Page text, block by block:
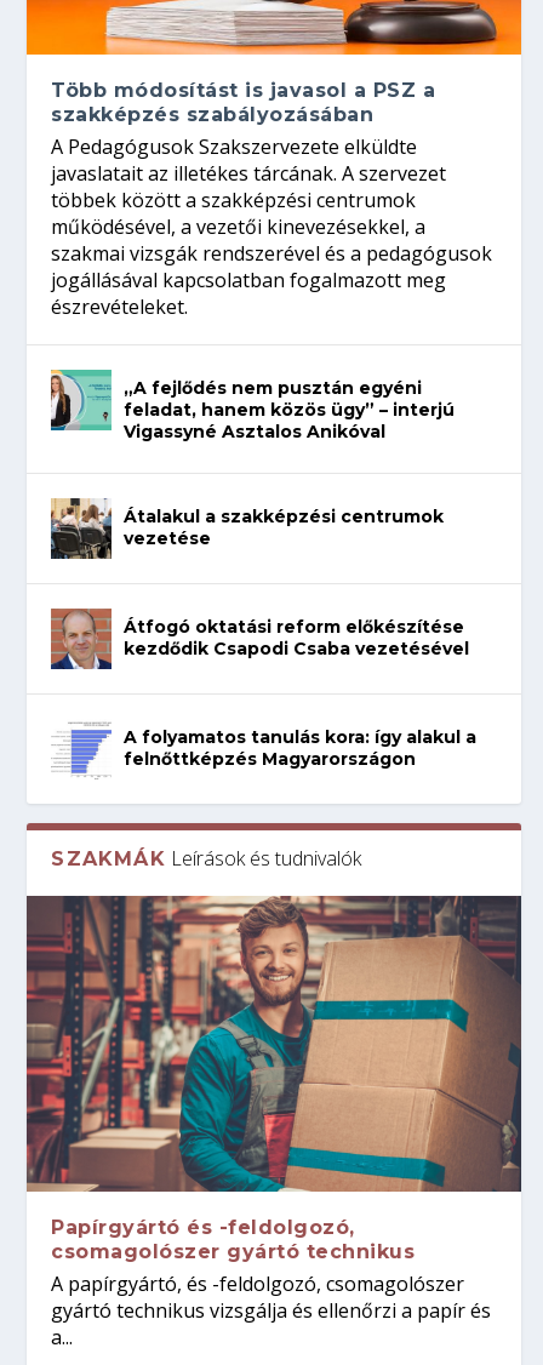
Több módosítást is javasol a PSZ a
szakképzés szabályozásában
A Pedagógusok Szakszervezete elküldte
javaslatait az illetékes tárcának. A szervezet
többek között a szakképzési centrumok
működésével, a vezetői kinevezésekkel, a
szakmai vizsgák rendszerével és a pedagógusok
jogállásával kapcsolatban fogalmazott meg
észrevételeket.
„A fejlődés nem pusztán egyéni
feladat, hanem közös ügy” – interjú
Vigassyné Asztalos Anikóval
Átalakul a szakképzési centrumok
vezetése
Átfogó oktatási reform előkészítése
kezdődik Csapodi Csaba vezetésével
A folyamatos tanulás kora: így alakul a
felnőttképzés Magyarországon
SZAKMÁK Leírások és tudnivalók
Papírgyártó és -feldolgozó,
csomagolószer gyártó technikus
A papírgyártó, és -feldolgozó, csomagolószer
gyártó technikus vizsgálja és ellenőrzi a papír és
a...